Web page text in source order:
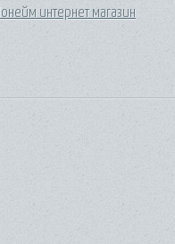
интернет магазин